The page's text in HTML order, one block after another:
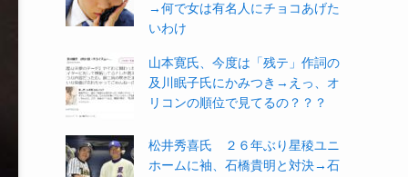
→何で女は有名人にチョコあげた
いわけ
山本寛氏、今度は「残テ」作詞の
及川眠子氏にかみつき→えっ、オ
リコンの順位で見てるの？？？
松井秀喜氏 ２６年ぶり星稜ユニ
ホームに袖、石橋貴明と対決→石